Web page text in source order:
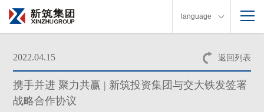
language
返回列表
2022.04.15
携手并进 聚力共赢 | 新筑投资集团与交大铁发签署
战略合作协议